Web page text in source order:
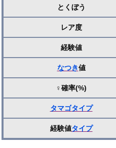
とくぼう
レア度
経験値
なつき値
♀確率(%)
タマゴタイプ
経験値タイプ